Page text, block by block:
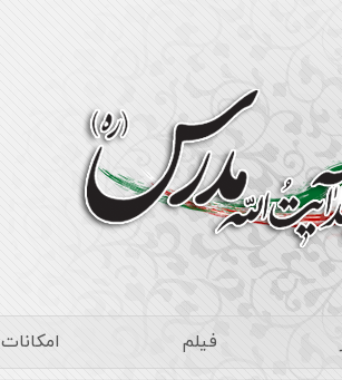
فیلم امکانات